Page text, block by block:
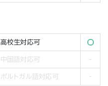
高校生対応可
中国語対応可
ポルトガル語対応可